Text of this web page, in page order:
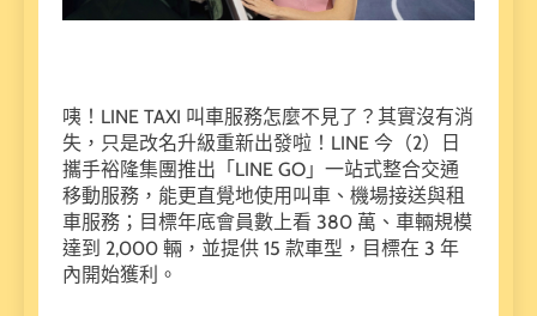
咦！LINE TAXI 叫車服務怎麼不見了？其實沒有消
失，只是改名升級重新出發啦！LINE 今（2）日
攜手裕隆集團推出「LINE GO」一站式整合交通
移動服務，能更直覺地使用叫車、機場接送與租
車服務；目標年底會員數上看 380 萬、車輛規模
達到 2,000 輛，並提供 15 款車型，目標在 3 年
內開始獲利。